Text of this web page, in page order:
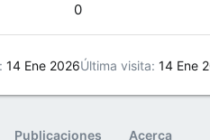
0
14 Ene 2026Última visita 14 Ene
Publicaciones Acerca